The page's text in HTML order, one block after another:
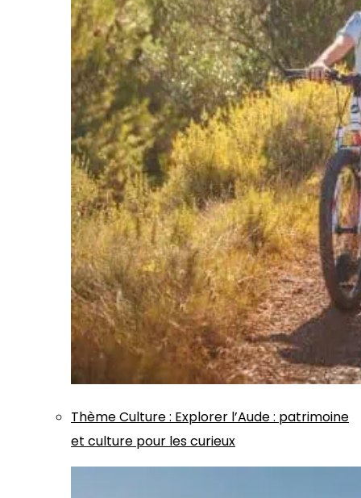
ThèmeCulture: Explorer l’Aude : patrimoine
et culture pour les curieux